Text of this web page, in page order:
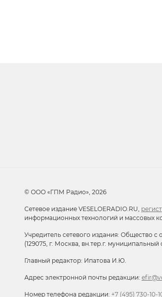
© ООО «ГПМ Радио», 2026
Сетевое издание VESELOERADIO.RU,
информационных технологий и массовых
Учредитель сетевого издания: Общество
(129075, г. Москва, вн.тер.г.
Главный редактор: Ипатова И.Ю.
Адрес электронной почты редакции:
Номер телефона редакции: +7 (495) 730-10-